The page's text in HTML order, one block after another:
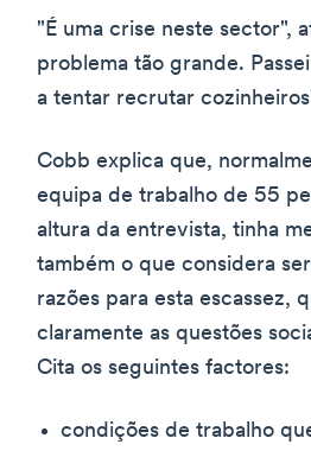
"É uma crise neste sector",
problema tão grande.
a tentar recrutar
Cobb explica que,
equipa de trabalho de 55
altura da entrevista, tinha
também o que considera
razões para esta escassez,
claramente as questões
Cita os seguintes factores:
condições de trabalho